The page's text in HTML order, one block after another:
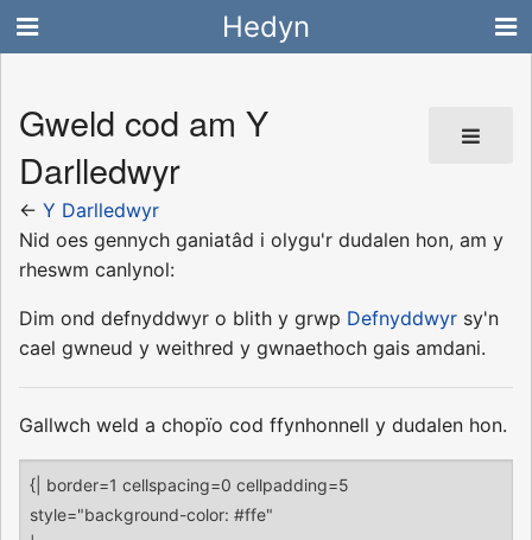
Hedyn
Gweld cod am Y
Darlledwyr
← Y Darlledwyr
Nid oes gennych ganiatâd i olygu'r dudalen hon, am y
rheswm canlynol:
Dim ond defnyddwyr o blith y grwp Defnyddwyr sy'n
cael gwneud y weithred y gwnaethoch gais amdani.
Gallwch weld a chopïo cod ffynhonnell y dudalen hon.